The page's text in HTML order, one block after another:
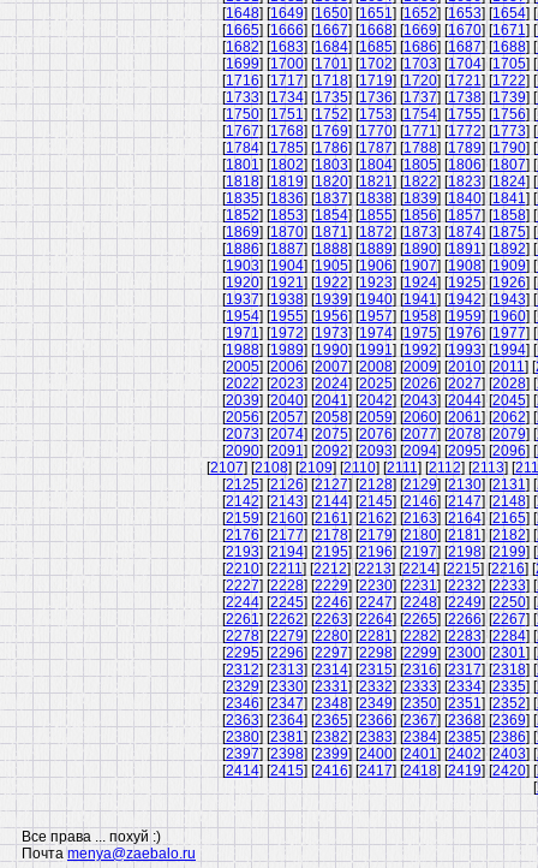
[1648] [1649] [1650] [1651] [1652] [1653] [1654] [
[1665] [1666] [1667] [1668] [1669] [1670] [1671] [
[1682] [1683] [1684] [1685] [1686] [1687] [1688] [
[1699] [1700] [1701] [1702] [1703] [1704] [1705] [
[1716] [1717] [1718] [1719] [1720] [1721] [1722] [
[1733] [1734] [1735] [1736] [1737] [1738] [1739] [
[1750] [1751] [1752] [1753] [1754] [1755] [1756] [
[1767] [1768] [1769] [1770] [1771] [1772] [1773] [
[1784] [1785] [1786] [1787] [1788] [1789] [1790] [
[1801] [1802] [1803] [1804] [1805] [1806] [1807] [
[1818] [1819] [1820] [1821] [1822] [1823] [1824] [
[1835] [1836] [1837] [1838] [1839] [1840] [1841] [
[1852] [1853] [1854] [1855] [1856] [1857] [1858] [
[1869] [1870] [1871] [1872] [1873] [1874] [1875] [
[1886] [1887] [1888] [1889] [1890] [1891] [1892] [
[1903] [1904] [1905] [1906] [1907] [1908] [1909] [
[1920] [1921] [1922] [1923] [1924] [1925] [1926] [
[1937] [1938] [1939] [1940] [1941] [1942] [1943] [
[1954] [1955] [1956] [1957] [1958] [1959] [1960] [
[1971] [1972] [1973] [1974] [1975] [1976] [1977] [
[1988] [1989] [1990] [1991] [1992] [1993] [1994] [
[2005] [2006] [2007] [2008] [2009] [2010] [2011] [
[2022] [2023] [2024] [2025] [2026] [2027] [2028] [
[2039] [2040] [2041] [2042] [2043] [2044] [2045] [
[2056] [2057] [2058] [2059] [2060] [2061] [2062] [
[2073] [2074] [2075] [2076] [2077] [2078] [2079] [
[2090] [2091] [2092] [2093] [2094] [2095] [2096] [
[2107] [2108] [2109] [2110] [2111] [2112] [2113] [
[2125] [2126] [2127] [2128] [2129] [2130] [2131] [
[2142] [2143] [2144] [2145] [2146] [2147] [2148] [
[2159] [2160] [2161] [2162] [2163] [2164] [2165] [
[2176] [2177] [2178] [2179] [2180] [2181] [2182] [
[2193] [2194] [2195] [2196] [2197] [2198] [2199] [
[2210] [2211] [2212] [2213] [2214] [2215] [2216] [
[2227] [2228] [2229] [2230] [2231] [2232] [2233] [
[2244] [2245] [2246] [2247] [2248] [2249] [2250] [
[2261] [2262] [2263] [2264] [2265] [2266] [2267] [
[2278] [2279] [2280] [2281] [2282] [2283] [2284] [
[2295] [2296] [2297] [2298] [2299] [2300] [2301] [
[2312] [2313] [2314] [2315] [2316] [2317] [2318] [
[2329] [2330] [2331] [2332] [2333] [2334] [2335] [
[2346] [2347] [2348] [2349] [2350] [2351] [2352] [
[2363] [2364] [2365] [2366] [2367] [2368] [2369] [
[2380] [2381] [2382] [2383] [2384] [2385] [2386] [
[2397] [2398] [2399] [2400] [2401] [2402] [2403] [
[2414] [2415] [2416] [2417] [2418] [2419] [2420] [
[
Все права ... похуй :)
Почтаmenya@zaebalo.ru